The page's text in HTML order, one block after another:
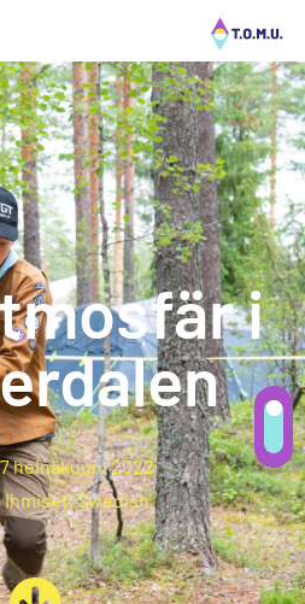
i
heinäkuun, 2022
Ihmiset,Swedish